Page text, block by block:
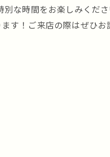
な時間をお楽しみくだ
す！ご来店の際はぜひお